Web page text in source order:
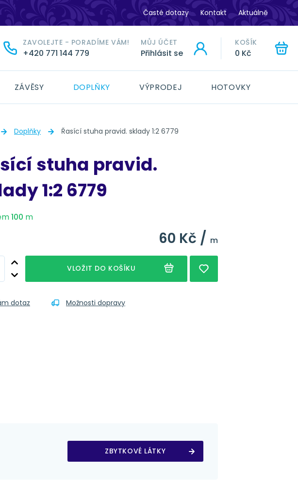
Časté dotazy Kontakt Aktuálně
ZAVOLEJTE - PORADÍME VÁM!
+420 771 144 779
MŮJ ÚČET
Přihlásit se
KOŠÍK
0 Kč
ZÁVĚSY DOPLŇKY VÝPRODEJ HOTOVKY
HLEDAT
Doplňky Řasící stuha pravid. sklady 1:2 6779
stuha pravid.
1:2 6779
100 m
60 Kč / m
VLOŽIT DO KOŠÍKU
dotaz Možnosti dopravy
ZBYTKOVÉ LÁTKY